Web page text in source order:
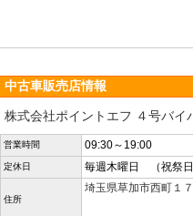
中古車販売店情報
株式会社ポイントエフ ４号バイ
営業時間 09:30～19:00
定休日 毎週木曜日 （祝祭日
住所
埼玉県草加市西町１